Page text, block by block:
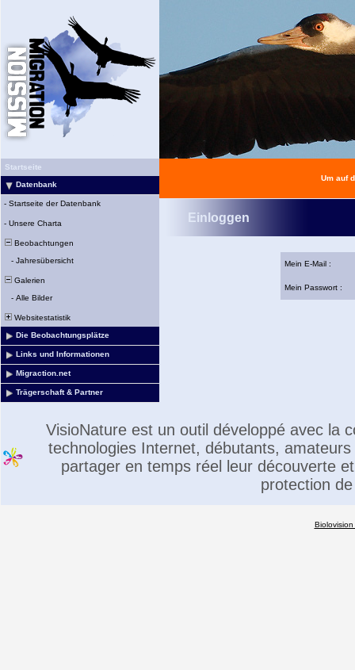
Startseite
Datenbank
- Startseite der Datenbank
- Unsere Charta
Beobachtungen
- Jahresübersicht
Galerien
- Alle Bilder
Websitestatistik
Die Beobachtungsplätze
Links und Informationen
Migraction.net
Trägerschaft & Partner
Um auf
Einloggen
Mein E-Mail :
Mein Passwort :
VisioNature est un outil développé avec la
technologies Internet, débutants,
partager en temps réel leur découverte
protection
Biolovision